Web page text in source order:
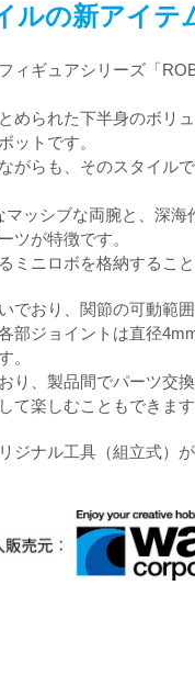
ルの新アイテ
ィギュアシリーズ「
められた下半身のボリ
ットです。
がらも、そのスタイル
ッシブな両腕と、深海
ツが特徴です。
ミニロボを格納するこ
でおり、関節の可動範囲
部ジョイントは直径
。
り、製品間でパーツ交
て楽しむこともできます
ジナル工具（組立式）